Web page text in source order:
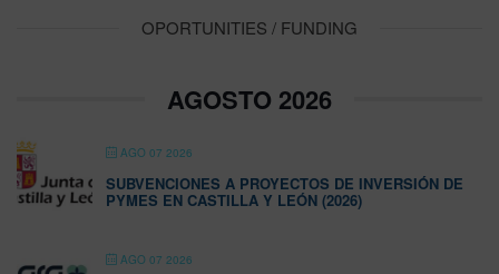
OPORTUNITIES / FUNDING
AGOSTO 2026
AGO 07 2026
SUBVENCIONES A PROYECTOS DE INVERSIÓN DE
PYMES EN CASTILLA Y LEÓN (2026)
AGO 07 2026